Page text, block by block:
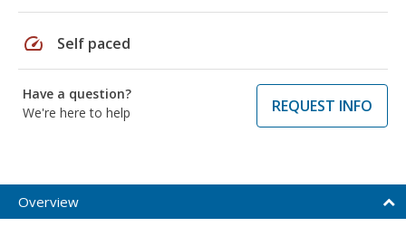
speed Self paced
Have a question?
We're here to help
REQUEST INFO
Overview